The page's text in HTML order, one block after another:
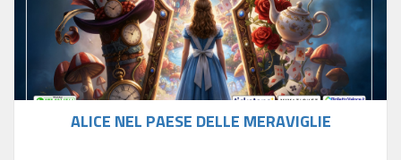
ALICE NEL PAESE DELLE MERAVIGLIE